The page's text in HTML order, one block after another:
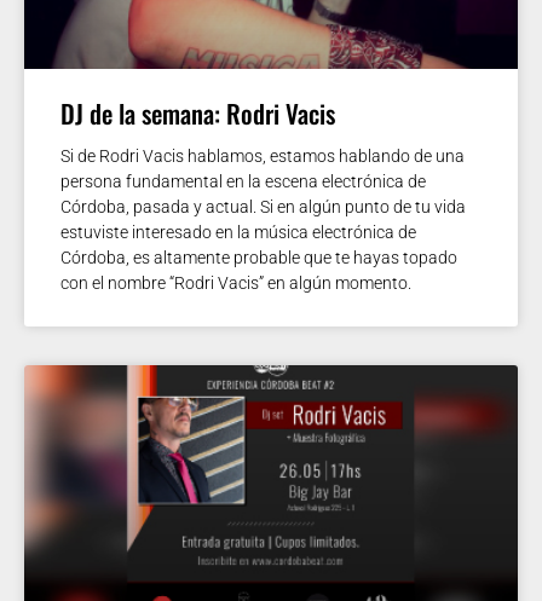
DJ de la semana: Rodri Vacis
Si de Rodri Vacis hablamos, estamos hablando de una
persona fundamental en la escena electrónica de
Córdoba, pasada y actual. Si en algún punto de tu vida
estuviste interesado en la música electrónica de
Córdoba, es altamente probable que te hayas topado
con el nombre “Rodri Vacis” en algún momento.